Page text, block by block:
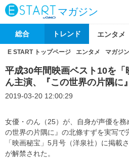
マガジン
総合 トレンド エンタメ
E START トップページ エンタメ マガジン
平成30年間映画ベスト10を
ん主演、『この世界の片隅に
2019-03-20 12:00:29
女優・のん（25）が、自身が声優を務
の世界の片隅に』の北條すずを実写
「映画秘宝」5月号（洋泉社）に掲載
が解禁された。